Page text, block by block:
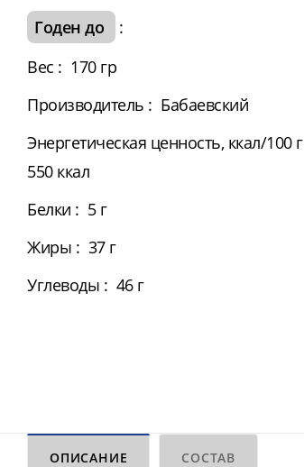
Годен до
:
Вес : 170 гр
Производитель : Бабаевский
Энергетическая ценность, ккал/100 г
550 ккал
Белки : 5 г
Жиры : 37 г
Углеводы : 46 г
ОПИСАНИЕ СОСТАВ